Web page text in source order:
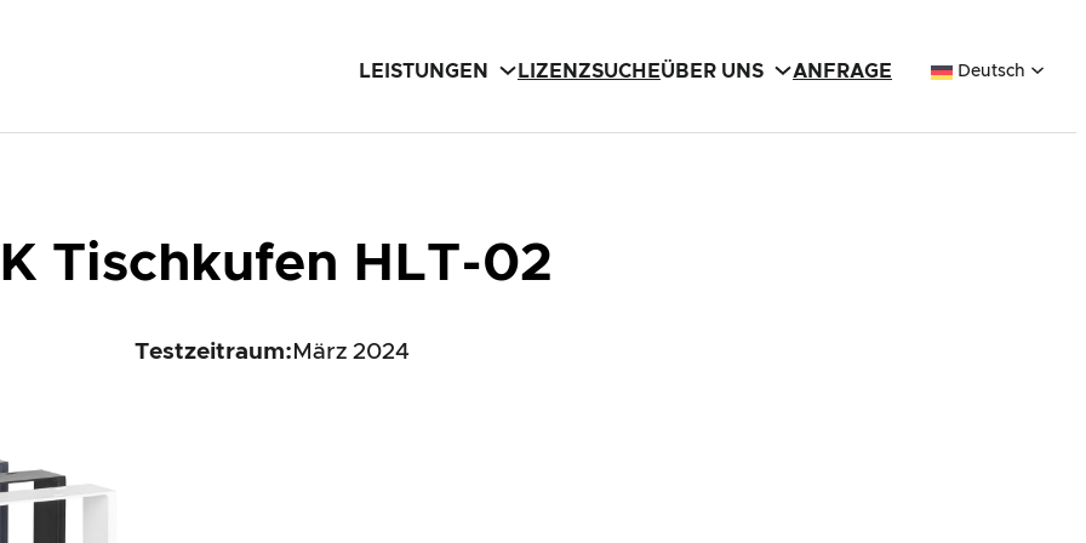
LEISTUNGEN LIZENZSUCHEÜBER UNS ANFRAGE Deutsch
Tischkufen HLT-02
Testzeitraum: März 2024